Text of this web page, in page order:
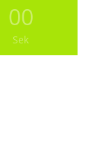
00
Sek